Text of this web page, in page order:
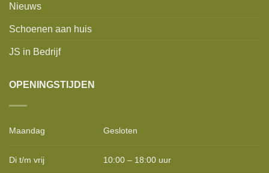
Nieuws
Schoenen aan huis
JS in Bedrijf
OPENINGSTIJDEN
Maandag Gesloten
Di t/m vrij 10:00 – 18:00 uur